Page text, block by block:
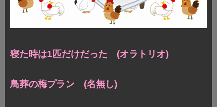
寝た時は1匹だけだった (オラトリオ)
鳥葬の梅プラン (名無し)